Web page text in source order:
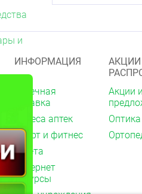
и
ИНФОРМАЦИЯ
Аптечная
справка
Адреса аптек
Спорт и фитнес
Газета
Интернет
ресурсы
АКЦИИ
Акции и
Оптика